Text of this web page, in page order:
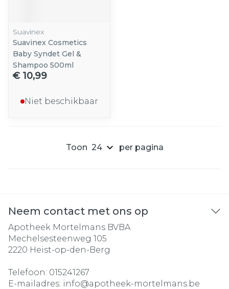
Suavinex
Suavinex Cosmetics
Baby Syndet Gel &
Shampoo 500ml
€ 10,99
Niet beschikbaar
Toon per pagina
Neem contact met ons op
Apotheek Mortelmans BVBA
Mechelsesteenweg 105
2220 Heist-op-den-Berg
Telefoon: 015241267
E-mailadres: info@apotheek-mortelmans.be